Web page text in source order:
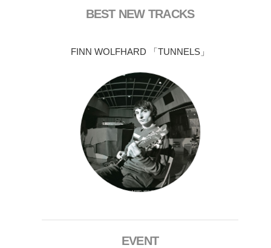
BEST NEW TRACKS
FINN WOLFHARD 「TUNNELS」
EVENT